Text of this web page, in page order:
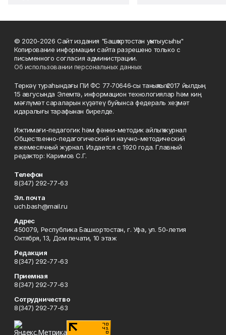
© 2020-2026 Сайт издания "Башҡортостан уҡытыусыһы"
Копирование информации сайта разрешено только с
письменного согласия администрации.
Об использовании персональных данных
Теркәү тураһындағы ПИ ФС 77‑70646‑сы таныҡлыҡ 2017 йылдың
15 авгусында Элемтә, информацион технологиялар һәм киң
мәғлүмәт сараларын күҙәтеү буйынса федераль хеҙмәт
идаралығы тарафынан бирелде.
Ижтимағи-педагогик һәм фәнни-методик айлыҡ журнал
Общественно-педагогический и научно-методический
ежемесячный журнал. Издается с 1920 года. Главный
редактор: Каримов С.Г.
Телефон
8(347) 292-77-63
Эл. почта
uch.bash@mail.ru
Адрес
450079, Республика Башкортостан, г. Уфа, ул. 50-летия
Октября, 13, Дом печати, 10 этаж
Редакция
8(347) 292-77-63
Приемная
8(347) 292-77-63
Сотрудничество
8(347) 292-77-63